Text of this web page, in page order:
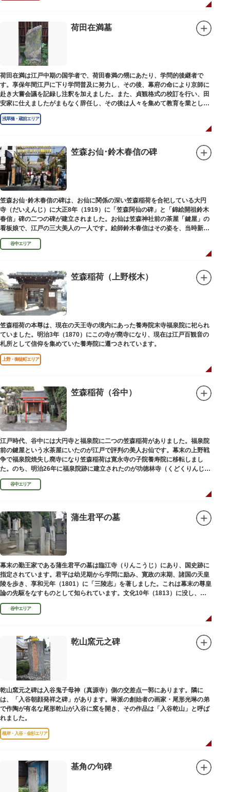
荷田在満墓
荷田在満は江戸中期の国学者で、荷田春満の甥にあたり、学問的後継者で
す。享保年間江戸に下り学問普及に努力し、その後、幕府の命により京師に
赴き大嘗会議を記録し注釈を加えました。また、貞観格式の校訂を行い、田
安家に仕えましたがまもなく辞任し、その後は人々を集めて教育を業としま
した。お墓は金竜寺（きんりゅうじ）境内にあります。
浅草橋・蔵前エリア
笠森お仙･鈴木春信の碑
笠森お仙･鈴木春信の碑は、お仙に関係の深い笠森稲荷を合祀している大円
寺（だいえんじ）に大正8年（1919）に「笠森阿仙の碑」と「錦絵開祖鈴木
春信」碑の二つの碑が建立されました。お仙は笠森神社前の茶屋「鍵屋」の
看板娘で、江戸の三大美人の一人です。絵師鈴木春信はその姿を、当時新し
い絵画様式である多色刷り版画「錦絵」に描きました。
谷中エリア
笠森稲荷（上野桜木）
笠森稲荷の本尊は、現在の天王寺の境内にあった養寿院末寺福泉院に祀られ
ていました。明治3年（1870）にこの寺が廃寺になり、現在は江戸百観音の
札所として信仰を集めていた養寿院に遷つされています。
上野・御徒町エリア
笠森稲荷（谷中）
江戸時代、谷中には大円寺と福泉院に二つの笠森稲荷がありました。福泉院
前の鍵屋という水茶屋にいたのが江戸で評判の美人お仙です。幕末の上野戦
争で福泉院焼失し廃寺になり笠森稲荷は寛永寺の子院養寿院に移転しまし
た。のち、明治26年に福泉院跡に建立されたのが功徳林寺（くどくりんじ）
で、明治末期には稲荷社が祀られました。
谷中エリア
蒲生君平の墓
幕末の勤王家である蒲生君平の墓は臨江寺（りんこうじ）にあり、国史跡に
指定されています。君平は幼児期から学問に励み、寛政の末期、諸国の天皇
陵を歩き、享和元年（1801）に「三陵志」を著しました。これは幕末の尊皇
論の先駆をなすものとして知られています。文化10年（1813）に没し、高
山彦三郎や林子平と共に「寛政三奇人」の一人にあげられています。
谷中エリア
乾山窯元之碑
乾山窯元之碑は入谷鬼子母神（真源寺）側の交差点一郭にあります。隣に
は、「入谷朝顔発祥之碑」があります。琳派の創始者の画家・尾形光琳の弟
で作陶が有名な尾形乾山が入谷に窯を開き、その作品は「入谷乾山」と呼ば
れました。
根岸・入谷・金杉エリア
基角の句碑